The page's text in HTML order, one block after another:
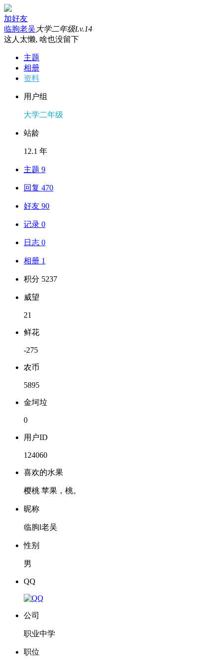
加好友
临朐老吴 大学二年级Lv.14
这人太懒, 啥也没留下
主题
相册
资料
用户组
大学二年级
站龄
12.1 年
主题 9
回复 470
好友 90
记录 0
日志 0
相册 1
积分 5237
威望
21
鲜花
-275
农币
5895
金坷垃
0
用户ID
124060
喜欢的水果
樱桃 苹果，桃。
昵称
临朐l老吴
性别
男
QQ
公司
职业中学
职位